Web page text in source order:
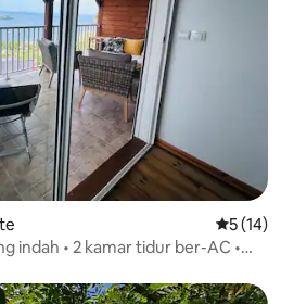
Nilai rata-
5 (14)
indah • 2 kamar tidur ber-AC •